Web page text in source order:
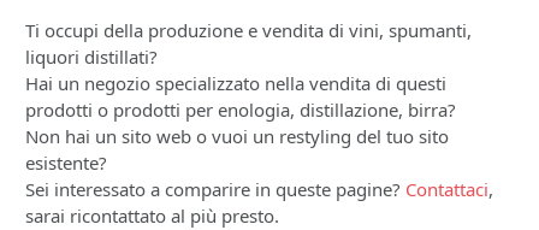
Ti occupi della produzione e vendita di vini, spumanti,
liquori distillati?
Hai un negozio specializzato nella vendita di questi
prodotti o prodotti per enologia, distillazione, birra?
Non hai un sito web o vuoi un restyling del tuo sito
esistente?
Sei interessato a comparire in queste pagine? Contattaci,
sarai ricontattato al più presto.